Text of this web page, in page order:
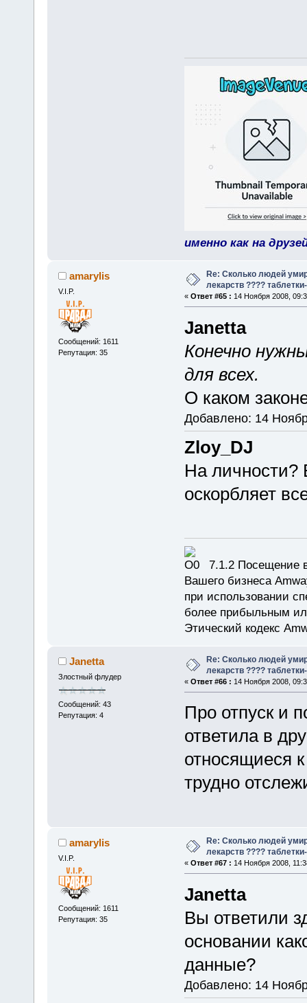
именно как на
amarylis
V.I.P.
Сообщений: 1611
Репутация: 35
Re: Сколько людей
лекарств ????
« Ответ #65 : 14 Ноября 2008,
Janetta
Конечно
для всех.
О каком
Добавлено: 14
Zloy_DJ
На личности?
оскорбляет
7.1.2 Посещение
Вашего бизнеса
при использовании
более прибыльным
Этический кодекс
Janetta
Злостный флудер
Сообщений: 43
Репутация: 4
Re: Сколько людей
лекарств ????
« Ответ #66 : 14 Ноября 2008,
Про отпуск и
ответила в
относящиеся
трудно
amarylis
V.I.P.
Сообщений: 1611
Репутация: 35
Re: Сколько людей
лекарств ????
« Ответ #67 : 14 Ноября 2008,
Janetta
Вы ответили
основании
данные?
Добавлено: 14